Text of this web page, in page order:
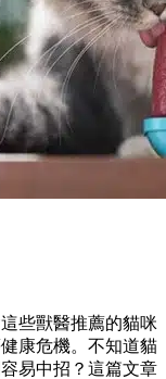
些獸醫推薦的貓咪
康危機。不知道貓
易中招？這篇文章